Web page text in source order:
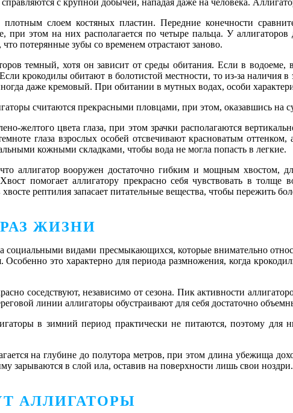
с крупной добычей, нападая даже на человека.
плотным слоем костяных пластин. Передние конечности
при этом на них располагается по четыре пальца. У
потерянные зубы со временем отрастают заново.
темный, хотя он зависит от среды обитания. Если в
крокодилы обитают в болотистой местности, то из-за
даже кремовый. При обитании в мутных водах, особи
считаются прекрасными пловцами, при этом, оказавшись на
желтого цвета глаза, при этом зрачки располагаются
глаза взрослых особей отсвечивают красноватым
кожными складками, чтобы вода не могла попасть в легкие.
аллигатор вооружен достаточно гибким и мощным хвостом,
помогает аллигатору прекрасно себя чувствовать в
рептилия запасает питательные вещества, чтобы пережить
ЖИЗНИ
социальными видами пресмыкающихся, которые внимательно
Особенно это характерно для периода размножения, когда
соседствуют, независимо от сезона. Пик активности
линии аллигаторы обустраивают для себя достаточно
в зимний период практически не питаются, поэтому для
на глубине до полутора метров, при этом длина убежища
зарываются в слой ила, оставив на поверхности лишь свои
АЛЛИГАТОРЫ